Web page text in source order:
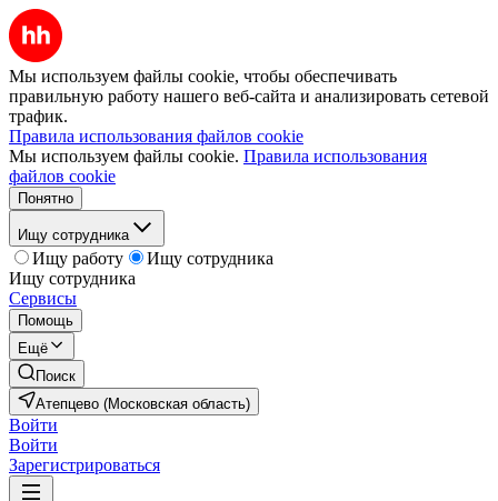
Мы используем файлы cookie, чтобы обеспечивать
правильную работу нашего веб-сайта и анализировать сетевой
трафик.
Правила использования файлов cookie
Мы используем файлы cookie. Правила использования
файлов cookie
Понятно
Ищу сотрудника
Ищу работу
Ищу сотрудника
Ищу сотрудника
Сервисы
Помощь
Ещё
Поиск
Атепцево (Московская область)
Войти
Войти
Зарегистрироваться